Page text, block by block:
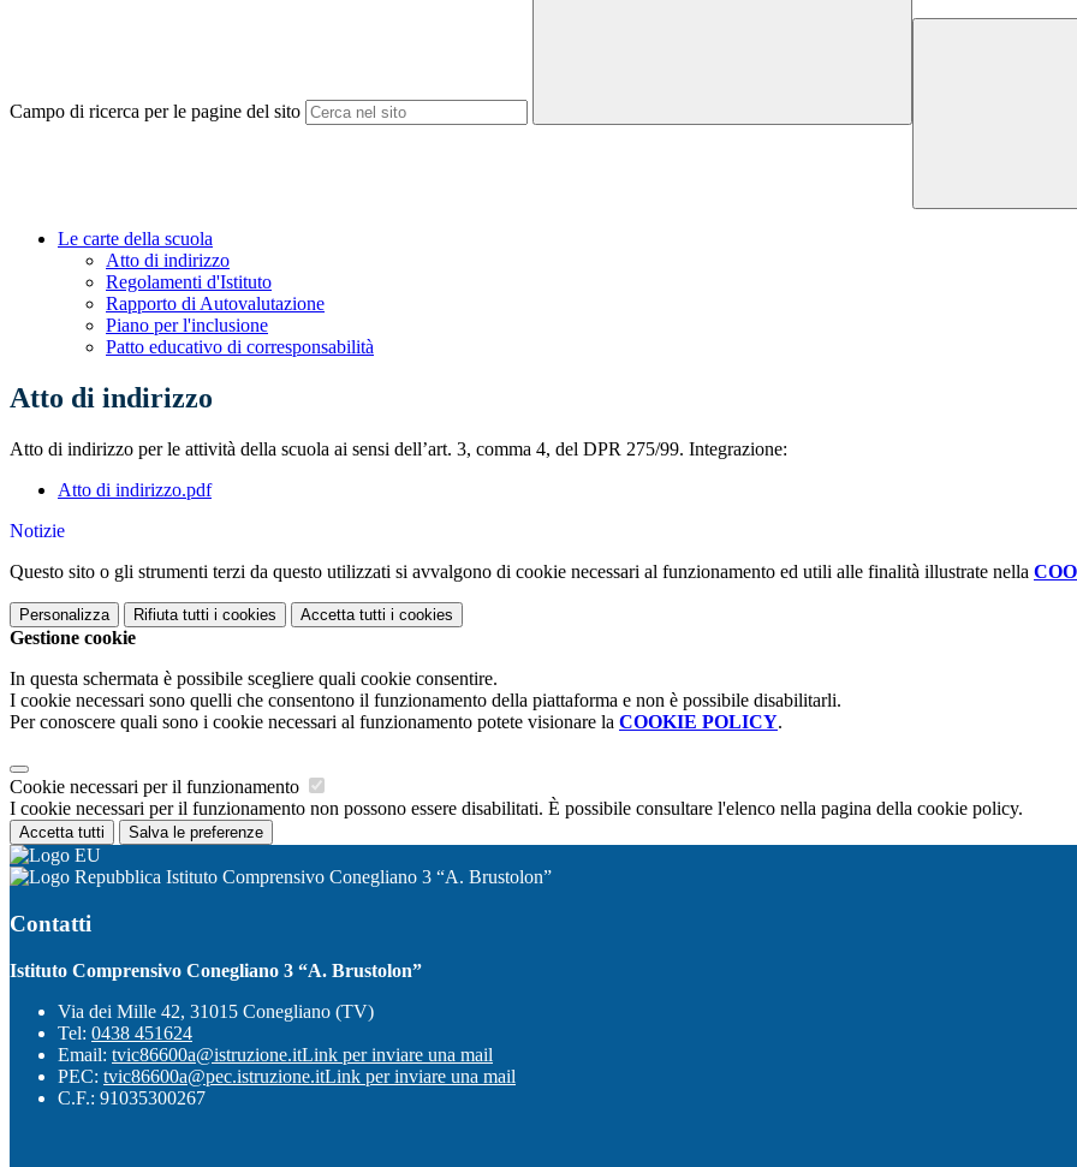
Campo di ricerca per le pagine del sito
Le carte della scuola
Atto di indirizzo
Regolamenti d'Istituto
Rapporto di Autovalutazione
Piano per l'inclusione
Patto educativo di corresponsabilità
Atto di indirizzo
Atto di indirizzo per le attività della scuola ai sensi dell’art. 3, comma 4, del DPR 275/99. Integrazione:
Atto di indirizzo.pdf
Notizie
Questo sito o gli strumenti terzi da questo utilizzati si avvalgono di cookie necessari al funzionamento ed utili alle finalità illustrate nella
Personalizza Rifiuta tutti i cookies Accetta tutti i cookies
Gestione cookie
In questa schermata è possibile scegliere quali cookie consentire.
I cookie necessari sono quelli che consentono il funzionamento della piattaforma e non è possibile disabilitarli.
Per conoscere quali sono i cookie necessari al funzionamento potete visionare la COOKIE POLICY.
Cookie necessari per il funzionamento
I cookie necessari per il funzionamento non possono essere disabilitati. È possibile consultare l'elenco nella pagina della cookie policy.
Accetta tutti Salva le preferenze
Istituto Comprensivo Conegliano 3 “A. Brustolon”
Contatti
Istituto Comprensivo Conegliano 3 “A. Brustolon”
Via dei Mille 42, 31015 Conegliano (TV)
Tel: 0438 451624
Email: tvic86600a@istruzione.itLink per inviare una mail
PEC: tvic86600a@pec.istruzione.itLink per inviare una mail
C.F.: 91035300267